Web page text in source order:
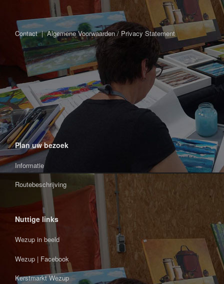
Contact|Algemene Voorwaarden / Privacy Statement
Plan uw bezoek
Informatie
Routebeschrijving
Nuttige links
Wezup in beeld
Wezup | Facebook
Kerstmarkt Wezup